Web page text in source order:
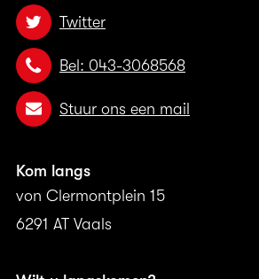
Twitter
Bel: 043-3068568
Stuur ons een mail
Kom langs
von Clermontplein 15
6291 AT Vaals